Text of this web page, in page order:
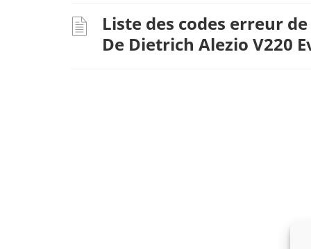
Liste des codes erreur
De Dietrich Alezio V220